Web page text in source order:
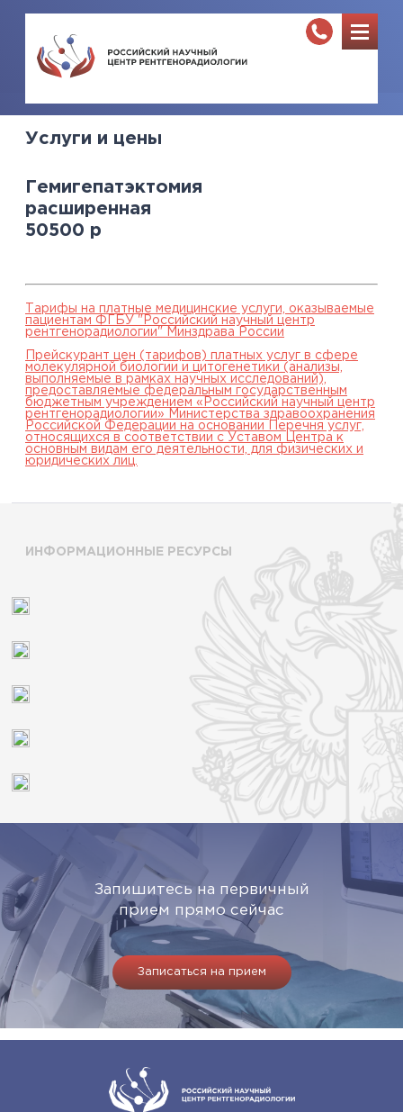
Услуги и цены
Гемигепатэктомия
расширенная
50500 р
Тарифы на платные медицинские услуги, оказываемые
пациентам ФГБУ "Российский научный центр
рентгенорадиологии" Минздрава России
Прейскурант цен (тарифов) платных услуг в сфере
молекулярной биологии и цитогенетики (анализы,
выполняемые в рамках научных исследований),
предоставляемые федеральным государственным
бюджетным учреждением «Российский научный центр
рентгенорадиологии» Министерства здравоохранения
Российской Федерации на основании Перечня услуг,
относящихся в соответствии с Уставом Центра к
основным видам его деятельности, для физических и
юридических лиц.
ИНФОРМАЦИОННЫЕ РЕСУРСЫ
Запишитесь на первичный
прием прямо сейчас
Записаться на прием